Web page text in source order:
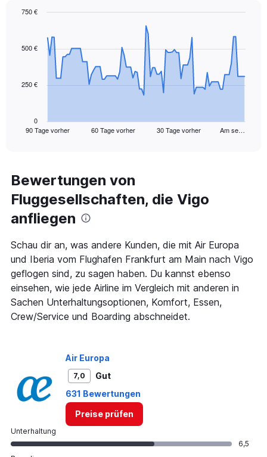
data
The
Range:
91
categories.
The
chart
1
Y
axis
displaying
values.
Range:
0
to
90 Tage vorher 60 Tage vorher 30 Tage vorher Am se…
0
250 €
500 €
750 €
End
Bewertungen von
Fluggesellschaften, die Vigo
anfliegen
Schau dir an, was andere Kunden, die mit Air Europa
und Iberia vom Flughafen Frankfurt am Main nach Vigo
geflogen sind, zu sagen haben. Du kannst ebenso
einsehen, wie jede Airline im Vergleich mit anderen in
Sachen Unterhaltungsoptionen, Komfort, Essen,
Crew/Service und Boarding abschneidet.
Air Europa
7,0
Gut
631 Bewertungen
Preise prüfen
Unterhaltung
6,5